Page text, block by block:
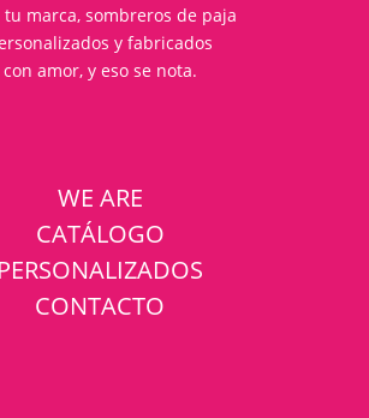
tu marca, sombreros de paja
y fabricados
con amor, y eso se nota.
WE ARE
CATÁLOGO
PERSONALIZADOS
CONTACTO